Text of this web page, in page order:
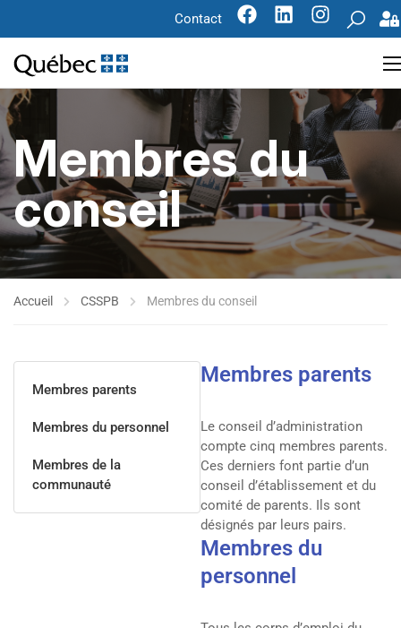
Contact
Membres du
conseil
Accueil CSSPB Membres du conseil
Membres parents
Membres du personnel
Membres de la
communauté
Membres parents
Le conseil d’administration
compte cinq membres parents.
Ces derniers font partie d’un
conseil d’établissement et du
comité de parents. Ils sont
désignés par leurs pairs.
Membres du
personnel